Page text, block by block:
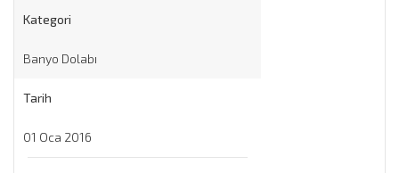
Kategori
Banyo Dolabı
Tarih
01 Oca 2016